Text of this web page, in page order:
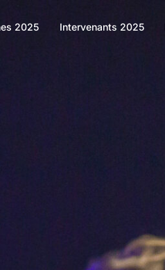
2025 Intervenants 2025